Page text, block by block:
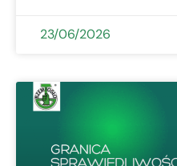
23/06/2026